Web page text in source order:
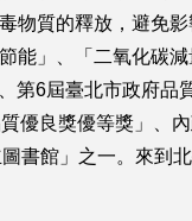
物質的釋放，避免
能」、「二氧化碳
6屆臺北市政府
優良獎優等獎」、
書館」之一。來到